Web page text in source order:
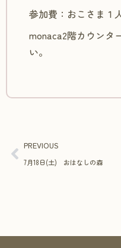
参加費：おこさま１
monaca2階カウンタ
い。
PREVIOUS
7月18日(土) おはなしの森